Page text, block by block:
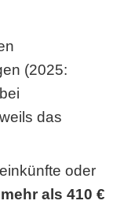
(2025:
das
oder
mehr als 410 €